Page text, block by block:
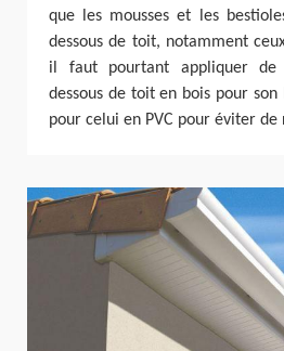
que les mousses et les
dessous de toit, notamment
il faut pourtant appliquer
dessous de toit en bois pour
pour celui en PVC pour éviter de